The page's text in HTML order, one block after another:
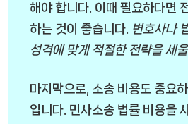
해야 합니다. 이때 필요하다면
하는 것이 좋습니다. 변호사나
성격에 맞게 적절한 전략을 세
마지막으로, 소송 비용도 중요
입니다. 민사소송 법률 비용을